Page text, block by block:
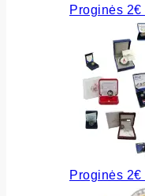
Proginės
Proginės 2€